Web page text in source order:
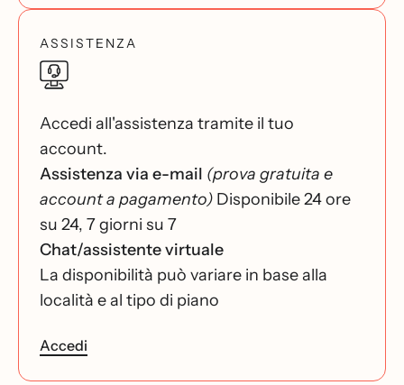
ASSISTENZA
Accedi all'assistenza tramite il tuo
account.
Assistenza via e-mail (prova gratuita e
account a pagamento) Disponibile 24 ore
su 24, 7 giorni su 7
Chat/assistente virtuale
La disponibilità può variare in base alla
località e al tipo di piano
Accedi